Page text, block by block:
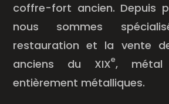
coffre-fort ancien. Depuis
nous sommes
restauration et la vente
anciens du XIXe,
entièrement métalliques.